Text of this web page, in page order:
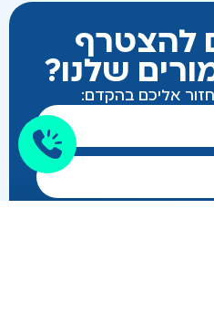
להצטרף
שלנו?
אליכם בהקדם: